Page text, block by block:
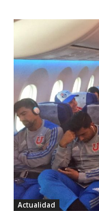
Actualidad